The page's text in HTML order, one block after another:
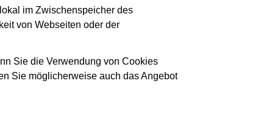
im Zwischenspeicher des
von Webseiten oder der
Sie die Verwendung von Cookies
Sie möglicherweise auch das Angebot